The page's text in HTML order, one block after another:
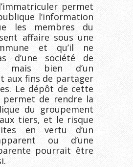
permet
l’information
les membres du
affaire sous une
et qu’il ne
d’une société de
mais bien d’un
aux fins de partager
Le dépôt de cette
permet de rendre la
du groupement
tiers, et le risque
en vertu d’un
ou d’une
pourrait être